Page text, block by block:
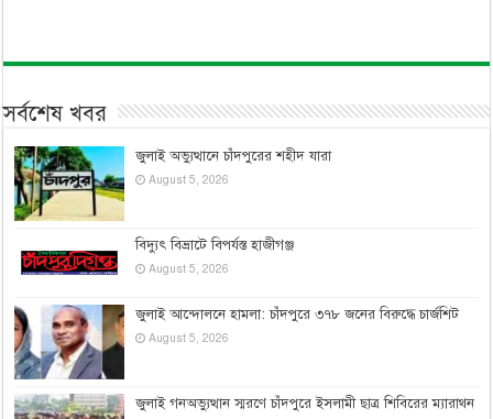
সর্বশেষ খবর
জুলাই অভ্যুত্থানে চাঁদপুরের শহীদ যারা
August 5, 2026
বিদ্যুৎ বিভ্রাটে বিপর্যস্ত হাজীগঞ্জ
August 5, 2026
জুলাই আন্দোলনে হামলা: চাঁদপুরে ৩৭৮ জনের বিরুদ্ধে চার্জশিট
August 5, 2026
জুলাই গনঅভ্যুত্থান স্মরণে চাঁদপুরে ইসলামী ছাত্র শিবিরের ম্যারাথন